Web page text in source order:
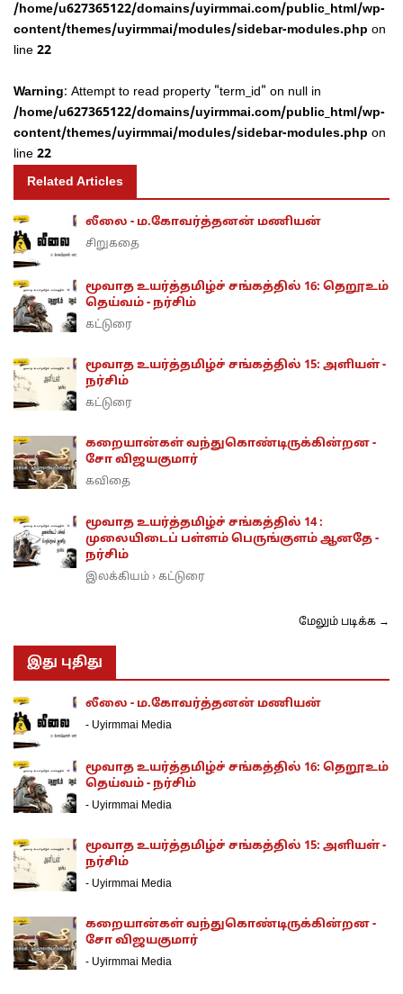
/home/u627365122/domains/uyirmmai.com/public_html/wp-
content/themes/uyirmmai/modules/sidebar-modules.php on
line 22
Warning: Attempt to read property "term_id" on null in
/home/u627365122/domains/uyirmmai.com/public_html/wp-
content/themes/uyirmmai/modules/sidebar-modules.php on
line 22
Related Articles
லீலை - ம.கோவர்த்தனன் மணியன்
சிறுகதை
மூவாத உயர்த்தமிழ்ச் சங்கத்தில் 16: தெறூஉம்
தெய்வம் - நர்சிம்
கட்டுரை
மூவாத உயர்த்தமிழ்ச் சங்கத்தில் 15: அளியள் -
நர்சிம்
கட்டுரை
கறையான்கள் வந்துகொண்டிருக்கின்றன -
சோ விஜயகுமார்
கவிதை
மூவாத உயர்த்தமிழ்ச் சங்கத்தில் 14 :
முலையிடைப் பள்ளம் பெருங்குளம் ஆனதே -
நர்சிம்
இலக்கியம் › கட்டுரை
மேலும் படிக்க →
இது புதிது
லீலை - ம.கோவர்த்தனன் மணியன்
- Uyirmmai Media
மூவாத உயர்த்தமிழ்ச் சங்கத்தில் 16: தெறூஉம்
தெய்வம் - நர்சிம்
- Uyirmmai Media
மூவாத உயர்த்தமிழ்ச் சங்கத்தில் 15: அளியள் -
நர்சிம்
- Uyirmmai Media
கறையான்கள் வந்துகொண்டிருக்கின்றன -
சோ விஜயகுமார்
- Uyirmmai Media